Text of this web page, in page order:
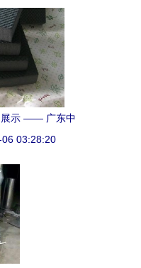
展示 —— 广东中
推荐03:28:20